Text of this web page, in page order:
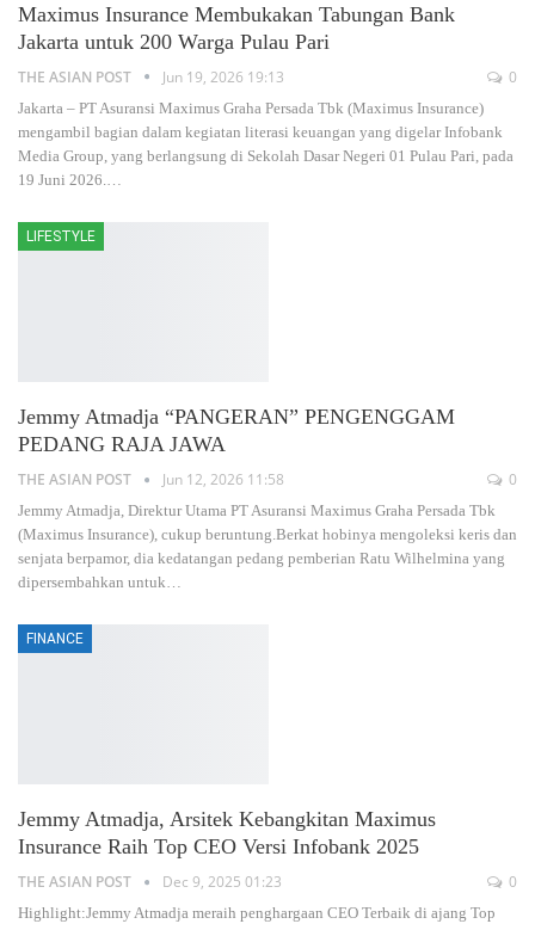
Maximus Insurance Membukakan Tabungan Bank
Jakarta untuk 200 Warga Pulau Pari
THE ASIAN POST Jun 19, 2026 19:13 0
Jakarta – PT Asuransi Maximus Graha Persada Tbk (Maximus Insurance)
mengambil bagian dalam kegiatan literasi keuangan yang digelar Infobank
Media Group, yang berlangsung di Sekolah Dasar Negeri 01 Pulau Pari, pada
19 Juni 2026.
LIFESTYLE
Jemmy Atmadja “PANGERAN” PENGENGGAM
PEDANG RAJA JAWA
THE ASIAN POST Jun 12, 2026 11:58 0
Jemmy Atmadja, Direktur Utama PT Asuransi Maximus Graha Persada Tbk
(Maximus Insurance), cukup beruntung.Berkat hobinya mengoleksi keris dan
senjata berpamor, dia kedatangan pedang pemberian Ratu Wilhelmina yang
dipersembahkan untuk
FINANCE
Jemmy Atmadja, Arsitek Kebangkitan Maximus
Insurance Raih Top CEO Versi Infobank 2025
THE ASIAN POST Dec 9, 2025 01:23 0
Highlight:Jemmy Atmadja meraih penghargaan CEO Terbaik di ajang Top